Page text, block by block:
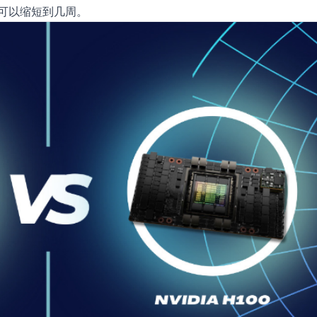
缩短到几周。